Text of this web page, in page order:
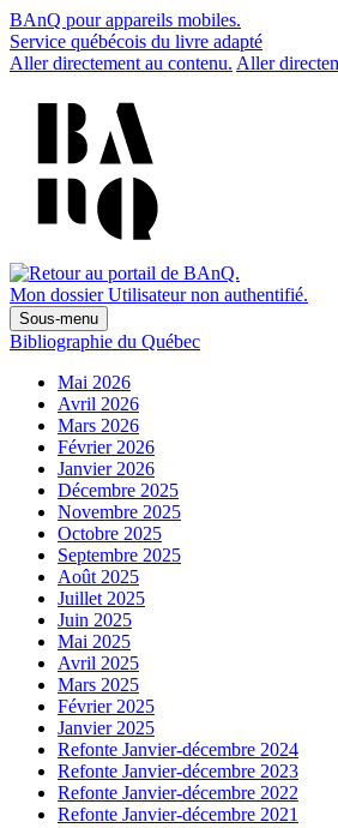
BAnQ pour appareils mobiles.
Service québécois du livre adapté
Aller directement au contenu. Aller
Mon dossier Utilisateur non authentifié.
Sous-menu
Bibliographie du Québec
Mai 2026
Avril 2026
Mars 2026
Février 2026
Janvier 2026
Décembre 2025
Novembre 2025
Octobre 2025
Septembre 2025
Août 2025
Juillet 2025
Juin 2025
Mai 2025
Avril 2025
Mars 2025
Février 2025
Janvier 2025
Refonte Janvier-décembre 2024
Refonte Janvier-décembre 2023
Refonte Janvier-décembre 2022
Refonte Janvier-décembre 2021